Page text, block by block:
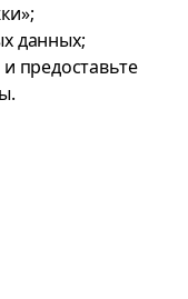
данных;
и предоставьте